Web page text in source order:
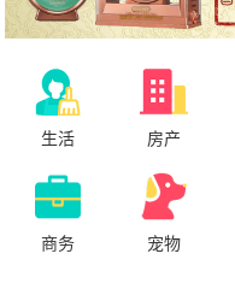
生活 房产
商务 宠物